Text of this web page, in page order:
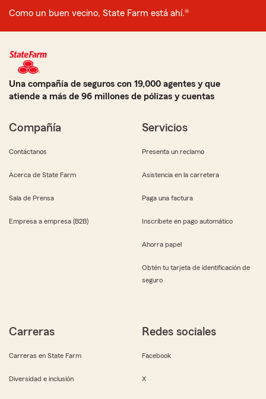
Como un buen vecino, State Farm está ahí.®
Una compañía de seguros con 19,000 agentes y que
atiende a más de 96 millones de pólizas y cuentas
Compañía
Contáctanos
Acerca de State Farm
Sala de Prensa
Empresa a empresa (B2B)
Servicios
Presenta un reclamo
Asistencia en la carretera
Paga una factura
Inscríbete en pago automático
Ahorra papel
Obtén tu tarjeta de identificación de
seguro
Carreras
Carreras en State Farm
Diversidad e inclusión
Redes sociales
Facebook
X